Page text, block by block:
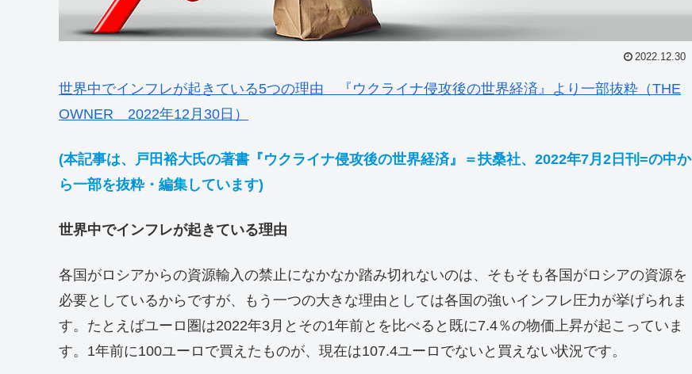
2022.12.30
世界中でインフレが起きている5つの理由 『ウクライナ侵攻後の世界経済』より一部抜粋（THE
OWNER 2022年12月30日）
(本記事は、戸田裕大氏の著書『ウクライナ侵攻後の世界経済』＝扶桑社、2022年7月2日刊=の中か
ら一部を抜粋・編集しています)
世界中でインフレが起きている理由
各国がロシアからの資源輸入の禁止になかなか踏み切れないのは、そもそも各国がロシアの資源を
必要としているからですが、もう一つの大きな理由としては各国の強いインフレ圧力が挙げられま
す。たとえばユーロ圏は2022年3月とその1年前とを比べると既に7.4％の物価上昇が起こっていま
す。1年前に100ユーロで買えたものが、現在は107.4ユーロでないと買えない状況です。